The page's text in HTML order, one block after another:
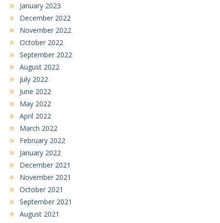
January 2023
December 2022
November 2022
October 2022
September 2022
August 2022
July 2022
June 2022
May 2022
April 2022
March 2022
February 2022
January 2022
December 2021
November 2021
October 2021
September 2021
August 2021